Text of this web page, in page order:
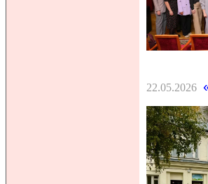
22.05.2026